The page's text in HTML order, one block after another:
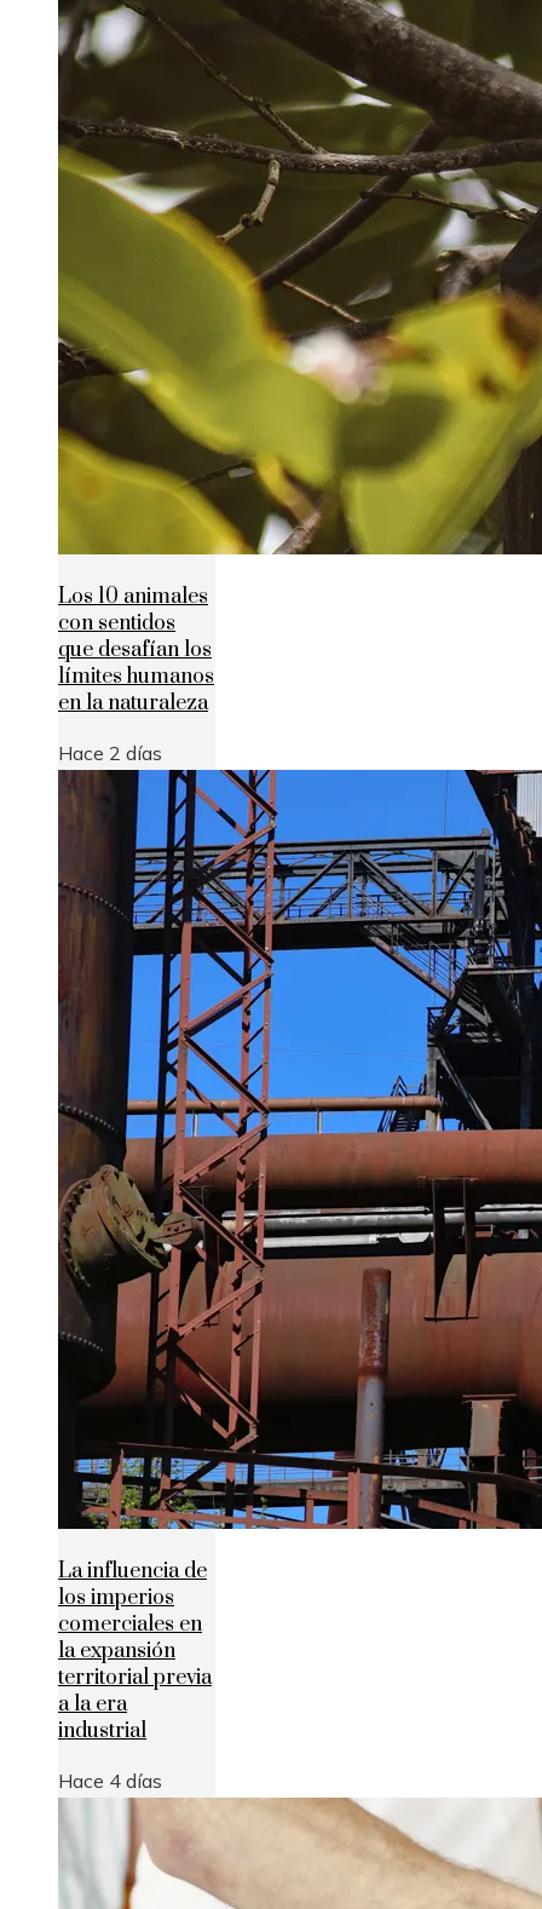
Los 10 animales
con sentidos
que desafían los
límites humanos
en la naturaleza
Hace 2 días
La influencia de
los imperios
comerciales en
la expansión
territorial previa
a la era
industrial
Hace 4 días